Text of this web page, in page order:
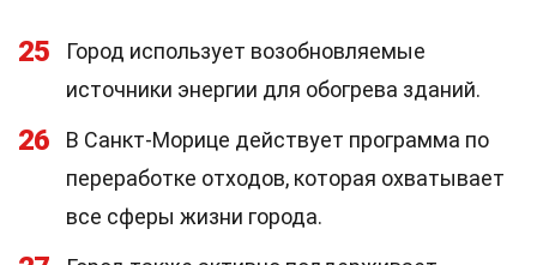
25
Город использует возобновляемые
источники энергии для обогрева зданий.
26
В Санкт-Морице действует программа по
переработке отходов, которая охватывает
все сферы жизни города.